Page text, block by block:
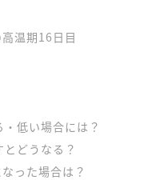
温期16日目
低い場合には？
どうなる？
った場合は？